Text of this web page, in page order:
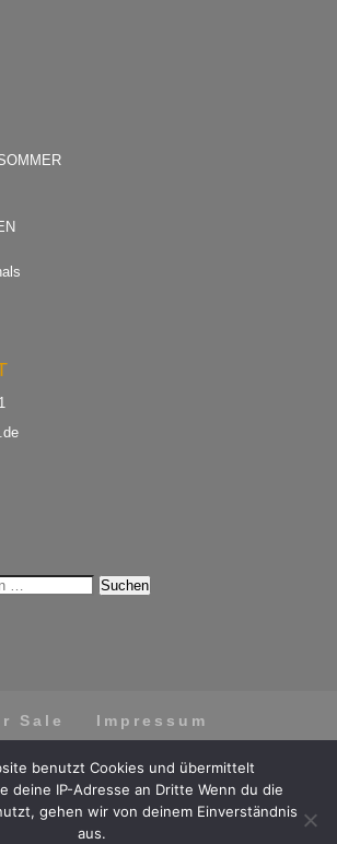
Suchen
Sale
Impressum
widerrufen
benutzt Cookies und übermittelt
deine IP-Adresse an Dritte Wenn du die
gehen wir von deinem Einverständnis
aus.